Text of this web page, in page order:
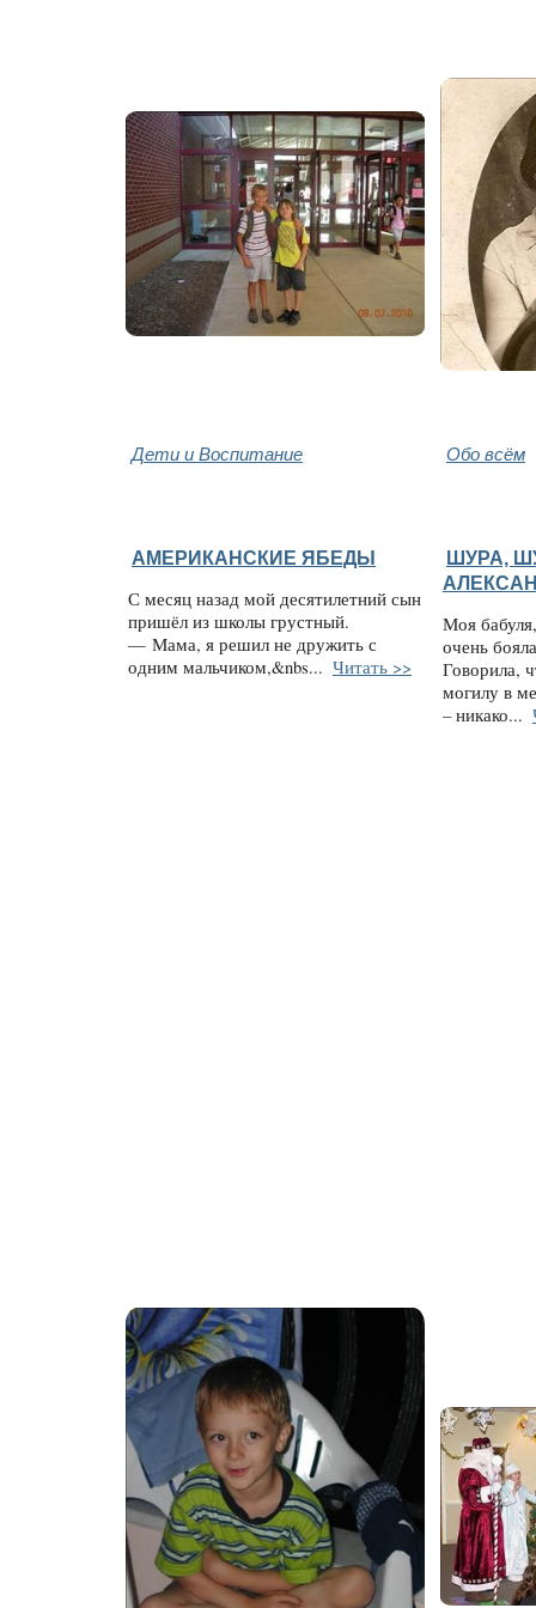
Дети и Воспитание Обо всём
АМЕРИКАНСКИЕ ЯБЕДЫ
С месяц назад мой десятилетний сын
пришёл из школы грустный.
— Мама, я решил не дружить с
одним мальчиком,&nbs... Читать >>
ШУРА,
Моя
очень
Говорила,
могилу в
– никако...